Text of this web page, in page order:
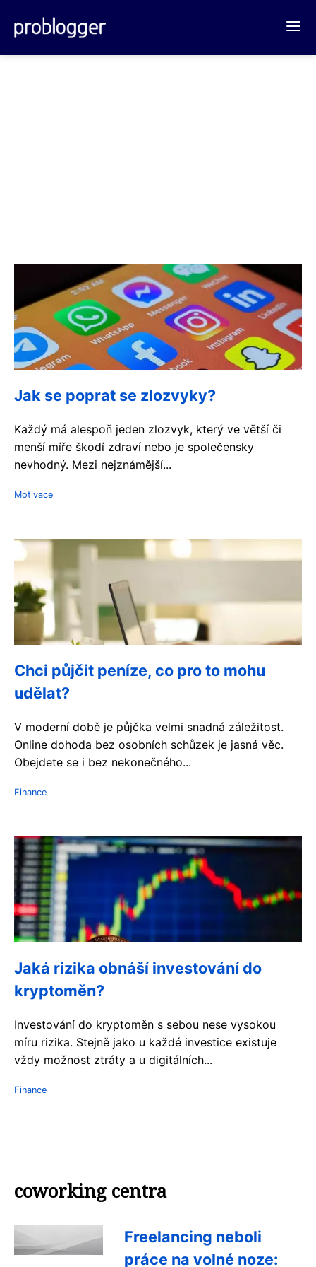
Jak se poprat se zlozvyky?
Každý má alespoň jeden zlozvyk, který ve větší či
menší míře škodí zdraví nebo je společensky
nevhodný. Mezi nejznámější...
Motivace
Chci půjčit peníze, co pro to mohu
udělat?
V moderní době je půjčka velmi snadná záležitost.
Online dohoda bez osobních schůzek je jasná věc.
Obejdete se i bez nekonečného...
Finance
Jaká rizika obnáší investování do
kryptoměn?
Investování do kryptoměn s sebou nese vysokou
míru rizika. Stejně jako u každé investice existuje
vždy možnost ztráty a u digitálních...
Finance
coworking centra
Freelancing neboli
práce na volné noze: